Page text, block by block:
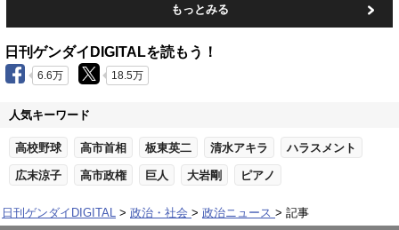
もっとみる
日刊ゲンダイDIGITALを読もう！
6.6万 18.5万
人気キーワード
高校野球 高市首相 板東英二 清水アキラ ハラスメント
広末涼子 高市政権 巨人 大岩剛 ピアノ
日刊ゲンダイDIGITAL 政治・社会 政治ニュース 記事